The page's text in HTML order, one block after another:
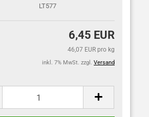
LT577
6,45 EUR
46,07 EUR pro kg
inkl. 7% MwSt. zzgl. Versand